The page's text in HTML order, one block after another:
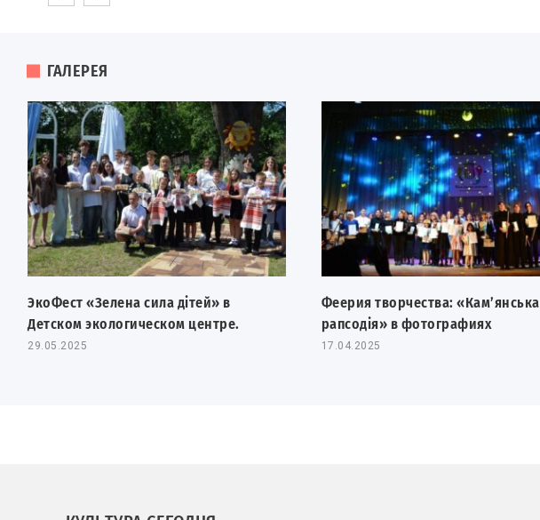
ГАЛЕРЕЯ
ЭкоФест «Зелена сила дітей» в
Детском экологическом центре.
29.05.2025
Феерия творчества: «Кам’янська
рапсодія» в фотографиях
17.04.2025